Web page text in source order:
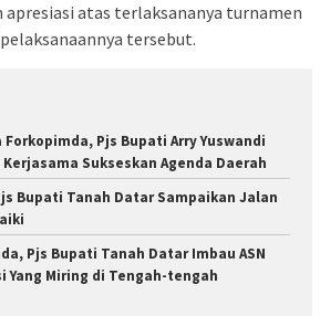
atas terlaksananya turnamen
tersebut.
Pjs Bupati Arry Yuswandi
Sukseskan Agenda Daerah
Bupati Tanah Datar Sampaikan Jalan
Pjs Bupati Tanah Datar Imbau ASN
Yang Miring di Tengah-tengah